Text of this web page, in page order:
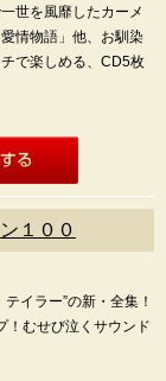
世を風靡したカーメ
情物語」他、お馴染
で楽しめる、CD5枚
１００
イラー”の新・全集！
！むせび泣くサウンド